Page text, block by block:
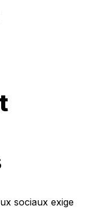
sociaux exige